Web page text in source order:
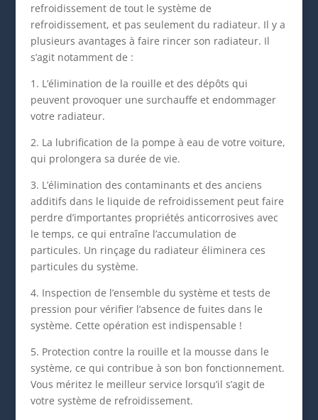
refroidissement de tout le système de
refroidissement, et pas seulement du radiateur. Il y a
plusieurs avantages à faire rincer son radiateur. Il
s’agit notamment de :
1. L’élimination de la rouille et des dépôts qui
peuvent provoquer une surchauffe et endommager
votre radiateur.
2. La lubrification de la pompe à eau de votre voiture,
qui prolongera sa durée de vie.
3. L’élimination des contaminants et des anciens
additifs dans le liquide de refroidissement peut faire
perdre d’importantes propriétés anticorrosives avec
le temps, ce qui entraîne l’accumulation de
particules. Un rinçage du radiateur éliminera ces
particules du système.
4. Inspection de l’ensemble du système et tests de
pression pour vérifier l’absence de fuites dans le
système. Cette opération est indispensable !
5. Protection contre la rouille et la mousse dans le
système, ce qui contribue à son bon fonctionnement.
Vous méritez le meilleur service lorsqu’il s’agit de
votre système de refroidissement.